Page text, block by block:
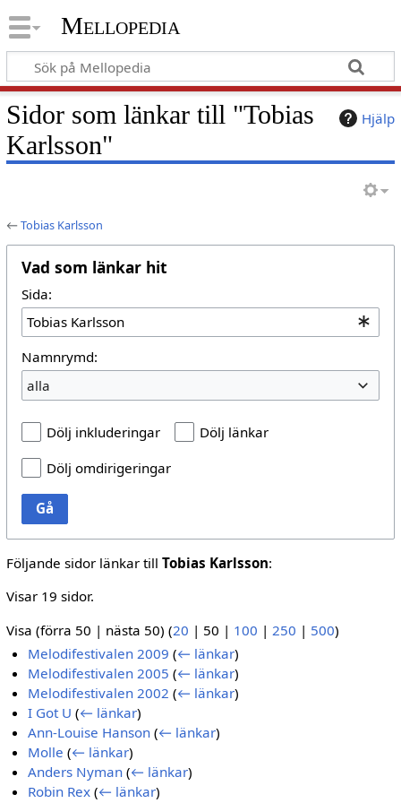
Mellopedia
Hjälp
Sidor som länkar till "Tobias
Karlsson"
←Tobias Karlsson
Vad som länkar hit
Sida:
Namnrymd:
alla
Dölj inkluderingar
Dölj länkar
Dölj omdirigeringar
Gå
Följande sidor länkar till Tobias Karlsson:
Visar 19 sidor.
Visa (förra 50 | nästa 50) (20 | 50 | 100 | 250 | 500)
Melodifestivalen 2009 (← länkar)
Melodifestivalen 2005 (← länkar)
Melodifestivalen 2002 (← länkar)
I Got U (← länkar)
Ann-Louise Hanson (← länkar)
Molle (← länkar)
Anders Nyman (← länkar)
Robin Rex (← länkar)